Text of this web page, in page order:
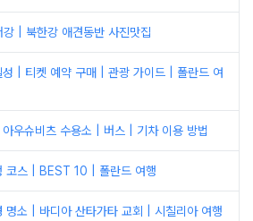
| 북한강 애견동반 사진맛집
성 | 티켓 예약 구매 | 관광 가이드 | 폴란드 여
아우슈비츠 수용소 | 버스 | 기차 이용 방법
코스 | BEST 10 | 폴란드 여행
명소 | 바디아 산타가타 교회 | 시칠리아 여행